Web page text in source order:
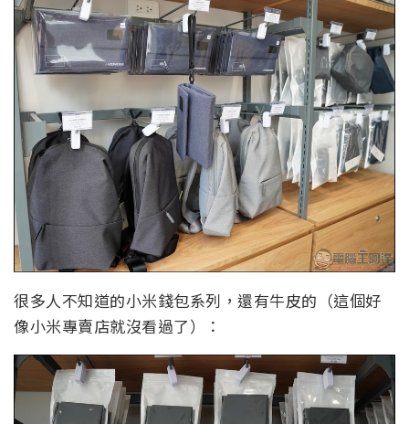
很多人不知道的小米錢包系列，還有牛皮的（這個好
像小米專賣店就沒看過了）：